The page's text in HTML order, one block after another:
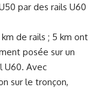
par des rails U60
de rails ; 5 km ont
posée sur un
U60. Avec
sur le tronçon,